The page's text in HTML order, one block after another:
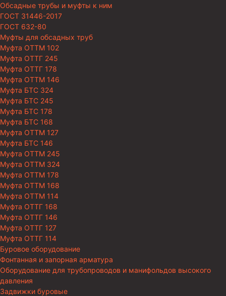
Обсадные трубы и муфты к ним
ГОСТ 31446-2017
ГОСТ 632-80
Муфты для обсадных труб
Муфта ОТТМ 102
Муфта ОТТГ 245
Муфта ОТТГ 178
Муфта ОТТМ 146
Муфта БТС 324
Муфта БТС 245
Муфта БТС 178
Муфта БТС 168
Муфта ОТТМ 127
Муфта БТС 146
Муфта ОТТМ 245
Муфта ОТТМ 324
Муфта ОТТМ 178
Муфта ОТТМ 168
Муфта ОТТМ 114
Муфта ОТТГ 168
Муфта ОТТГ 146
Муфта ОТТГ 127
Муфта ОТТГ 114
Буровое оборудование
Фонтанная и запорная арматура
Оборудование для трубопроводов и манифольдов высокого
давления
Задвижки буровые